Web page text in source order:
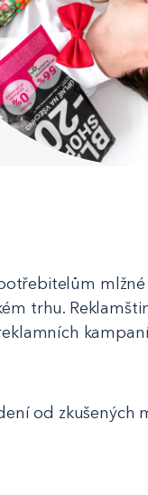
trhu.
od zkušených